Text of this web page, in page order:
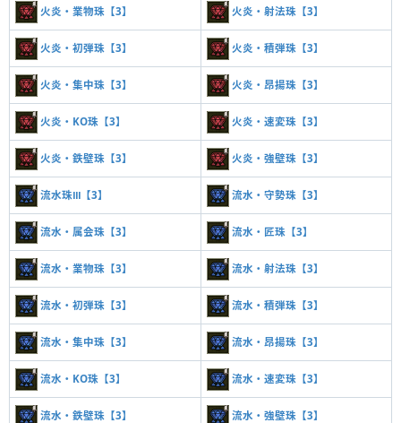
火炎・業物珠【3】 火炎・射法珠【3】
火炎・初弾珠【3】 火炎・積弾珠【3】
火炎・集中珠【3】 火炎・昂揚珠【3】
火炎・KO珠【3】 火炎・速変珠【3】
火炎・鉄壁珠【3】 火炎・強壁珠【3】
流水珠Ⅲ【3】 流水・守勢珠【3】
流水・属会珠【3】 流水・匠珠【3】
流水・業物珠【3】 流水・射法珠【3】
流水・初弾珠【3】 流水・積弾珠【3】
流水・集中珠【3】 流水・昂揚珠【3】
流水・KO珠【3】 流水・速変珠【3】
流水・鉄壁珠【3】 流水・強壁珠【3】